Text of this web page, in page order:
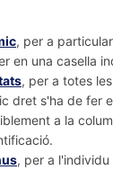
, per a
en una casella
s, per a totes
dret s'ha de fer
a la
, per a l'individu